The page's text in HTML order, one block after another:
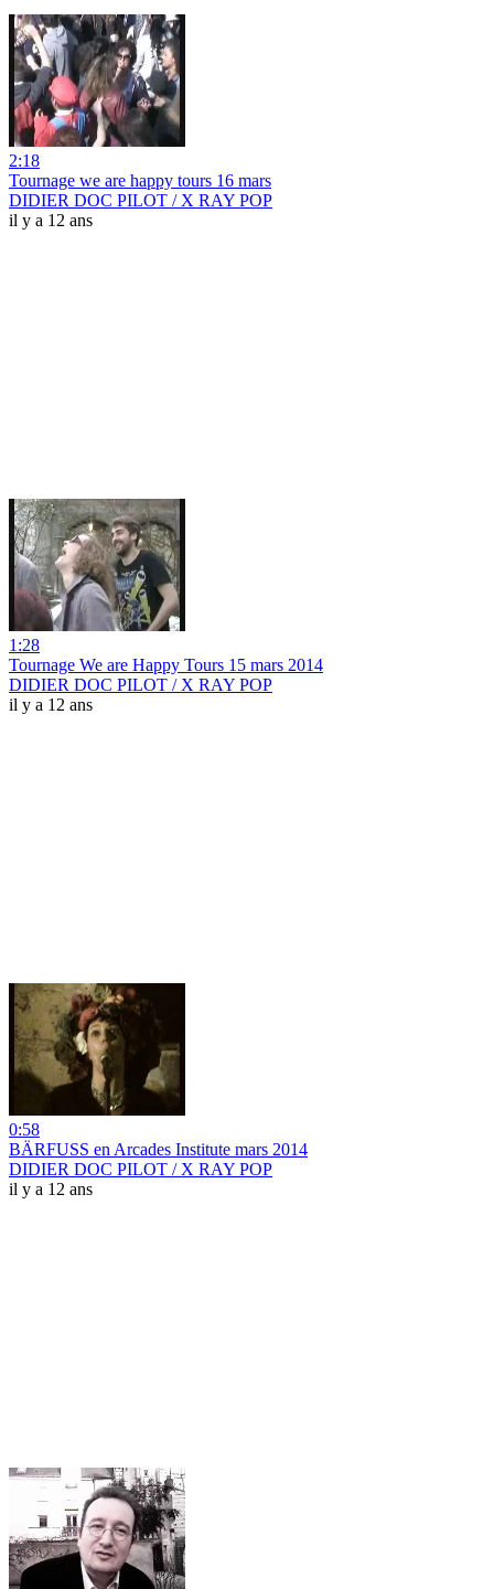
2:18
Tournage we are happy tours 16 mars
DIDIER DOC PILOT / X RAY POP
il y a 12 ans
1:28
Tournage We are Happy Tours 15 mars 2014
DIDIER DOC PILOT / X RAY POP
il y a 12 ans
0:58
BÄRFUSS en Arcades Institute mars 2014
DIDIER DOC PILOT / X RAY POP
il y a 12 ans